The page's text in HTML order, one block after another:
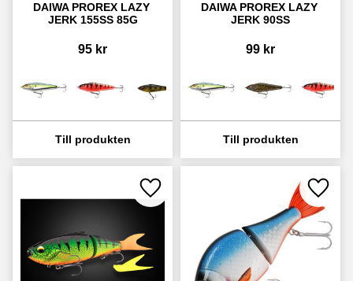
DAIWA PROREX LAZY
JERK 155SS 85G
95 kr
DAIWA PROREX LAZY
JERK 90SS
99 kr
Lägg till i favoriter Lägg